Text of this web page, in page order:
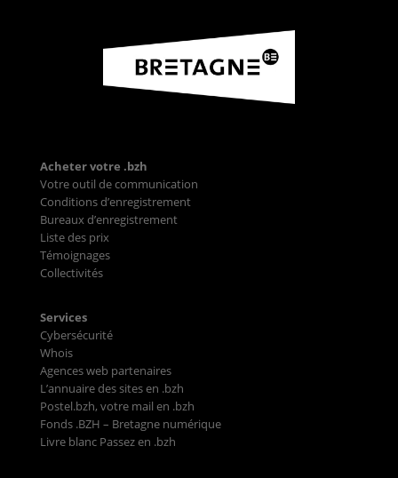
Acheter votre .bzh
Votre outil de communication
Conditions d’enregistrement
Bureaux d’enregistrement
Liste des prix
Témoignages
Collectivités
Services
Cybersécurité
Whois
Agences web partenaires
L’annuaire des sites en .bzh
Postel.bzh, votre mail en .bzh
Fonds .BZH – Bretagne numérique
Livre blanc Passez en .bzh